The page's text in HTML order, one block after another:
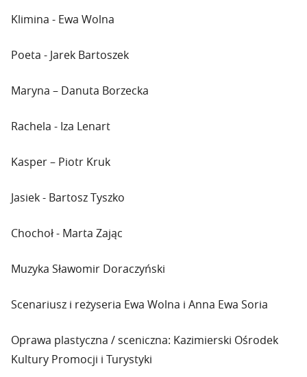
Klimina - Ewa Wolna
Poeta - Jarek Bartoszek
Maryna – Danuta Borzecka
Rachela - Iza Lenart
Kasper – Piotr Kruk
Jasiek - Bartosz Tyszko
Chochoł - Marta Zając
Muzyka Sławomir Doraczyński
Scenariusz i reżyseria Ewa Wolna i Anna Ewa Soria
Oprawa plastyczna / sceniczna: Kazimierski Ośrodek
Kultury Promocji i Turystyki